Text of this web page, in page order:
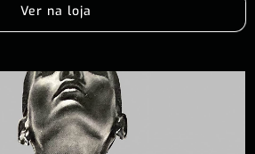
Ver na loja